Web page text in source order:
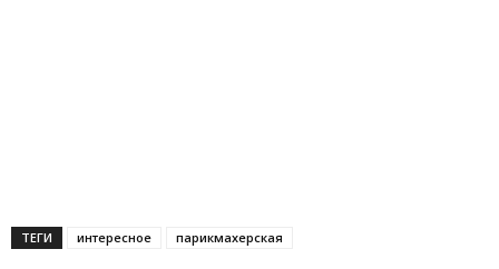
ТЕГИ интересное парикмахерская